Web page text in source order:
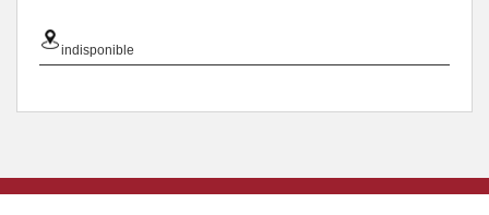
indisponible